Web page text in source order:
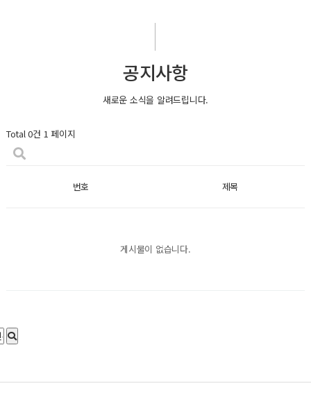
공지사항
새로운 소식을 알려드립니다.
Total 0건 1 페이지
번호 제목
게시물이 없습니다.